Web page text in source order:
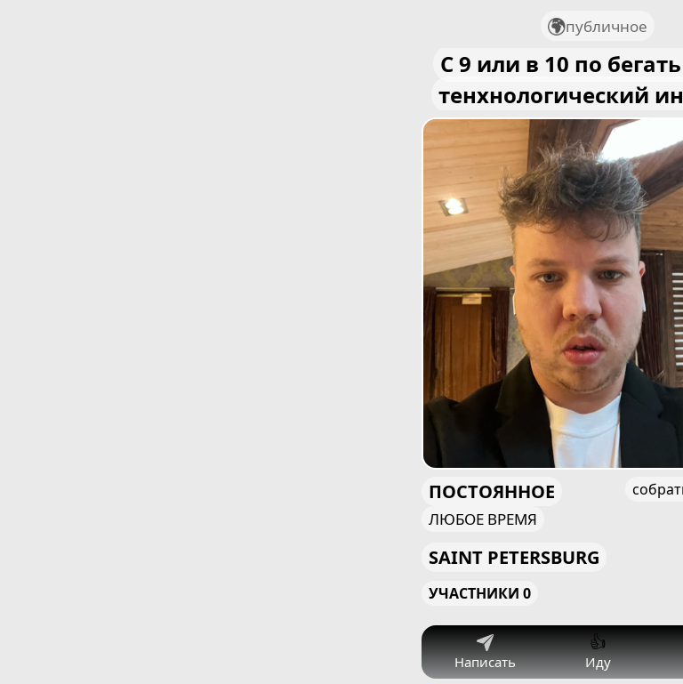
публичное
С 9 или в 10 по
тенхнологический
ПОСТОЯННОЕ
ЛЮБОЕ ВРЕМЯ
SAINT PETERSBURG
УЧАСТНИКИ 0
Написать
👍
Иду